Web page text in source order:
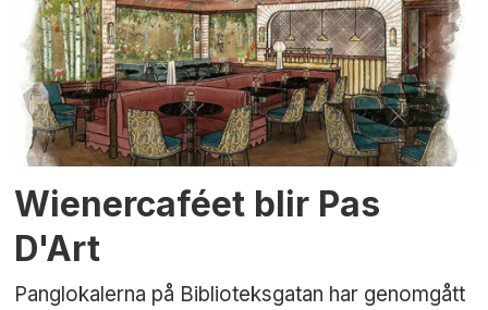
Wienercaféet blir Pas
D'Art
Panglokalerna på Biblioteksgatan har genomgått